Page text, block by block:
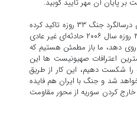
«سید حسن نصر الله سال ها پیش درسالگرد جنگ ۳۳ روزه تاکید کرده
بود که پیروزی مقاومت در جنگ ۳۳ روزه سال ۲۰۰۶ حادثه‌ای غیر عادی
دهد، ما باز مطمئن هستیم که
اعترافات صهیونیست ها این
را شکست دهیم، این کار از طریق
شد و جنگ با ایران هم فایده
خارج کردن سوریه از محور مقاومت